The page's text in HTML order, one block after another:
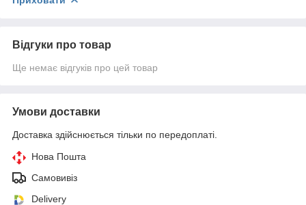
Відгуки про товар
Ще немає відгуків про цей товар
Умови доставки
Доставка здійснюється тільки по передоплаті.
Нова Пошта
Самовивіз
Delivery